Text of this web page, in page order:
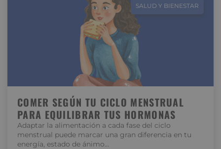
SALUD Y BIENESTAR
COMER SEGÚN TU CICLO MENSTRUAL
PARA EQUILIBRAR TUS HORMONAS
Adaptar la alimentación a cada fase del ciclo
menstrual puede marcar una gran diferencia en tu
energía, estado de ánimo…